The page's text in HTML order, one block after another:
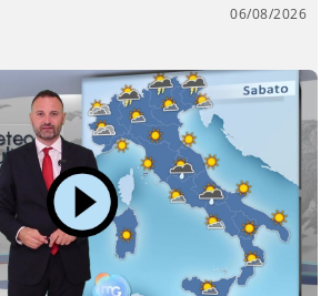
06/08/2026